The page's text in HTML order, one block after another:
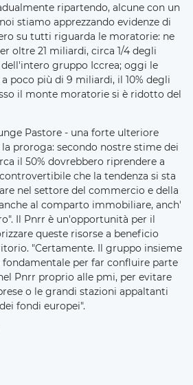
ripartendo, alcune con un
stiamo apprezzando evidenze di
su tutti riguarda le moratorie: ne
oltre 21 miliardi, circa 1/4 degli
gruppo Iccrea; oggi le
poco più di 9 miliardi, il 10% degli
il monte moratorie si è ridotto del
Pastore - una forte ulteriore
proroga: secondo nostre stime dei
il 50% dovrebbero riprendere a
che la tendenza si sta
nel settore del commercio e della
al comparto immobiliare, anch'
Il Pnrr è un'opportunità per il
queste risorse a beneficio
"Certamente. Il gruppo insieme
per far confluire parte
Pnrr proprio alle pmi, per evitare
o le grandi stazioni appaltanti
fondi europei".